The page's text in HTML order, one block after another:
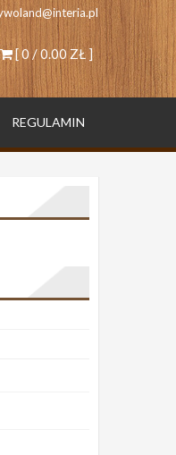
[ 0 /0.00 ZŁ]
REGULAMIN